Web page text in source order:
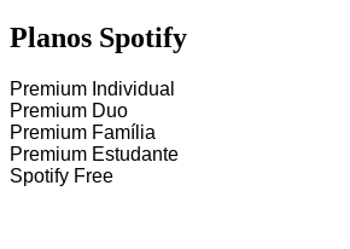
Planos Spotify
Premium Individual
Premium Duo
Premium Família
Premium Estudante
Spotify Free